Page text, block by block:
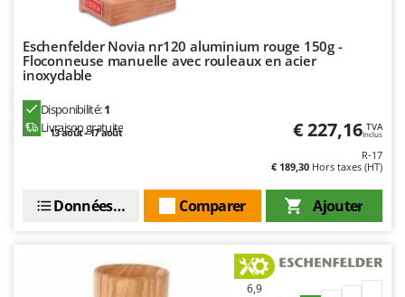
Master
Mastercook
Masterpro
MCH
Minox
Eschenfelder Novia nr120 aluminium rouge 150g -
Floconneuse manuelle avec rouleaux en acier
inoxydable
Disponibilité:1
Livraison gratuite
13 août - 17 août € 227,16 TVA
Inclus
R-17
€ 189,30 Hors taxes (HT)
Ajouter
Comparer
Données techniques
6,9